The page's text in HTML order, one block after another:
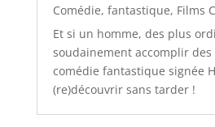
Comédie, fantastique, Films
Et si un homme, des plus
soudainement accomplir des
comédie fantastique signée
(re)découvrir sans tarder !